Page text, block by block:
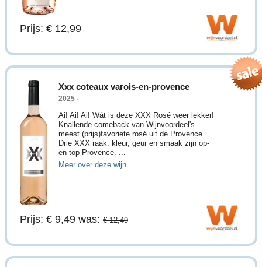
Prijs: € 12,99
Xxx coteaux varois-en-provence
2025 -
Ai! Ai! Ai! Wát is deze XXX Rosé weer lekker!
Knallende comeback van Wijnvoordeel's
meest (prijs)favoriete rosé uit de Provence.
Drie XXX raak: kleur, geur en smaak zijn op-
en-top Provence. ...
Meer over deze wijn
Prijs: € 9,49 was: € 12,49